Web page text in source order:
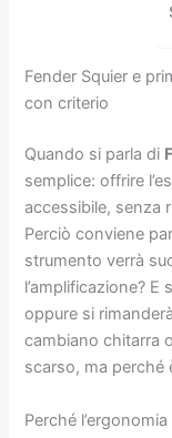
Fender Squier e
con criterio
Quando si parla di
semplice: offrire
accessibile, senza
Perciò conviene
strumento verrà
l’amplificazione?
oppure si
cambiano chitarra
scarso, ma perché
Perché